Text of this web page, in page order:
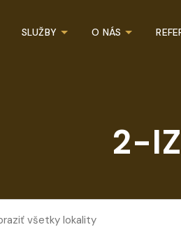
SLUŽBY O NÁS
2-